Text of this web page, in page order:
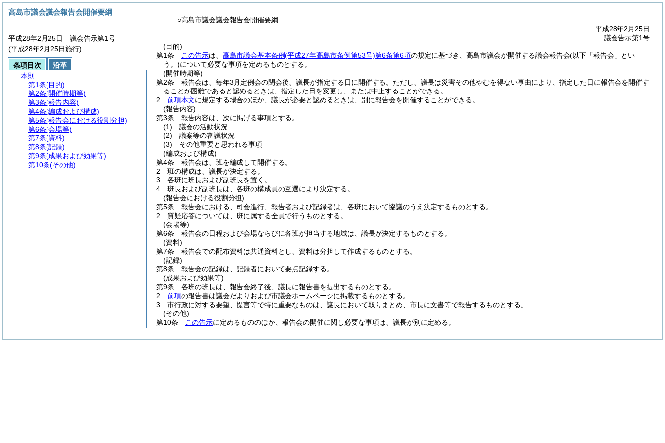
○高島市議会議会報告会開催要綱
平成28年2月25日
議会告示第1号
(目的)
第1条
この告示は、 高島市議会基本条例(平成27年高島市条例第53号)第6条第6項の規定に基づき、高島市議会が開催する議会報告会(以下「報告会」とい
う。)について必要な事項を定めるものとする。
(開催時期等)
第2条
報告会は、毎年3月定例会の閉会後、議長が指定する日に開催する。 ただし、議長は災害その他やむを得ない事由により、指定した日に報告会を開催す
ることが困難であると認めるときは、指定した日を変更し、または中止することができる。
2
前項本文に規定する場合のほか、議長が必要と認めるときは、別に報告会を開催することができる。
(報告内容)
第3条
報告内容は、次に掲げる事項とする。
(1)
議会の活動状況
(2)
議案等の審議状況
(3)
その他重要と思われる事項
(編成および構成)
第4条
報告会は、班を編成して開催する。
2
班の構成は、議長が決定する。
3
各班に班長および副班長を置く。
4
班長および副班長は、各班の構成員の互選により決定する。
(報告会における役割分担)
第5条
報告会における、司会進行、報告者および記録者は、各班において協議のうえ決定するものとする。
2
質疑応答については、班に属する全員で行うものとする。
(会場等)
第6条
報告会の日程および会場ならびに各班が担当する地域は、議長が決定するものとする。
(資料)
第7条
報告会での配布資料は共通資料とし、資料は分担して作成するものとする。
(記録)
第8条
報告会の記録は、記録者において要点記録する。
(成果および効果等)
第9条
各班の班長は、報告会終了後、議長に報告書を提出するものとする。
2
前項の報告書は議会だよりおよび市議会ホームページに掲載するものとする。
3
市行政に対する要望、提言等で特に重要なものは、議長において取りまとめ、市長に文書等で報告するものとする。
(その他)
第10条
この告示に定めるもののほか、報告会の開催に関し必要な事項は、議長が別に定める。
高島市議会議会報告会開催要綱
平成28年2月25日 議会告示第1号
(平成28年2月25日施行)
条項目次
沿革
本則
第1条(目的)
第2条(開催時期等)
第3条(報告内容)
第4条(編成および構成)
第5条(報告会における役割分担)
第6条(会場等)
第7条(資料)
第8条(記録)
第9条(成果および効果等)
第10条(その他)